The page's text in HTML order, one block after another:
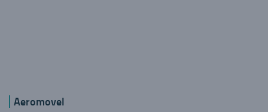
Aeromovel